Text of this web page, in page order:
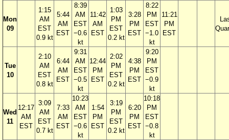
Mon
09
1:15
AM
EST
0.9 kt
5:44
AM
EST
8:39
AM
EST
−0.6
kt
11:42
AM
EST
1:03
PM
EST
0.2 kt
3:28
PM
EST
8:22
PM
EST
−1.0
kt
11:21
PM
EST
Tue
10
2:10
AM
EST
0.8 kt
6:44
AM
EST
9:31
AM
EST
−0.5
kt
12:44
PM
EST
2:02
PM
EST
0.2 kt
4:38
PM
EST
9:20
PM
EST
−0.9
kt
Wed
11
12:17
AM
EST
3:09
AM
EST
0.7 kt
7:33
AM
EST
10:23
AM
EST
−0.6
kt
1:54
PM
EST
3:19
PM
EST
0.2 kt
6:20
PM
EST
10:18
PM
EST
−0.8
kt